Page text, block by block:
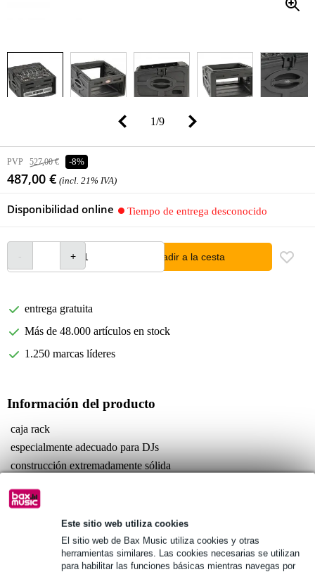
Este sitio web utiliza cookies
El sitio web de Bax Music utiliza cookies y otras
herramientas similares. Las cookies necesarias se utilizan
para habilitar las funciones básicas mientras navegas por
1/9
PVP 527,00 € -8%
487,00 € (incl. 21% IVA)
Disponibilidad online Tiempo de entrega desconocido
añadir a la cesta
entrega gratuita
Más de 48.000 artículos en stock
1.250 marcas líderes
Información del producto
caja rack
especialmente adecuado para DJs
construcción extremadamente sólida
Especificaciones completas